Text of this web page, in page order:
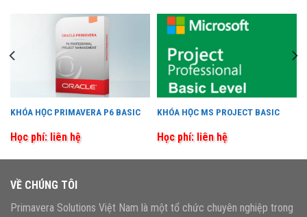
KHÓA HỌC PRIMAVERA P6 BASIC
Học phí: liên hệ
KHÓA HỌC MS PROJECT BASIC
Học phí: liên hệ
VỀ CHÚNG TÔI
Primavera Solutions Việt Nam là một tổ chức chuyên nghiệp trong